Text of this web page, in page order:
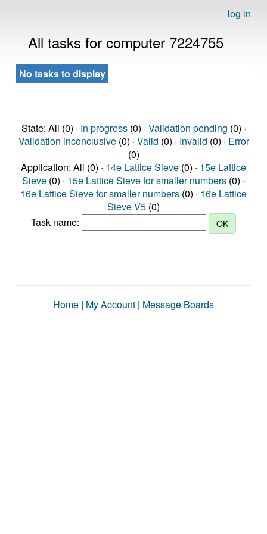
log in
All tasks for computer 7224755
No tasks to display
State: All (0) · In progress(0) · Validation pending (0) ·
Validation inconclusive(0) · Valid (0) · Invalid (0) · Error
(0)
Application: All (0) · 14e Lattice Sieve (0) · 15e Lattice
Sieve (0) · 15e Lattice Sieve for smaller numbers (0) ·
16e Lattice Sieve for smaller numbers (0) · 16e Lattice
Sieve V5 (0)
Task name:
Home | My Account | Message Boards